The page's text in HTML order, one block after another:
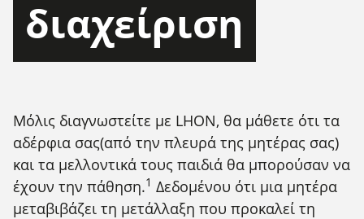
διαχείριση
Μόλις διαγνωστείτε με LHON, θα μάθετε ότι τα
αδέρφια σας(από την πλευρά της μητέρας σας)
και τα μελλοντικά τους παιδιά θα μπορούσαν να
έχουν την πάθηση.Footnote
1 Δεδομένου ότι μια μητέρα
μεταβιβάζει τη μετάλλαξη που προκαλεί τη